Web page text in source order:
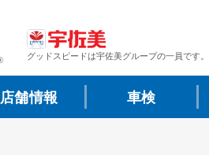
グッドスピードは宇佐美グループの一員です。
店舗情報 車検